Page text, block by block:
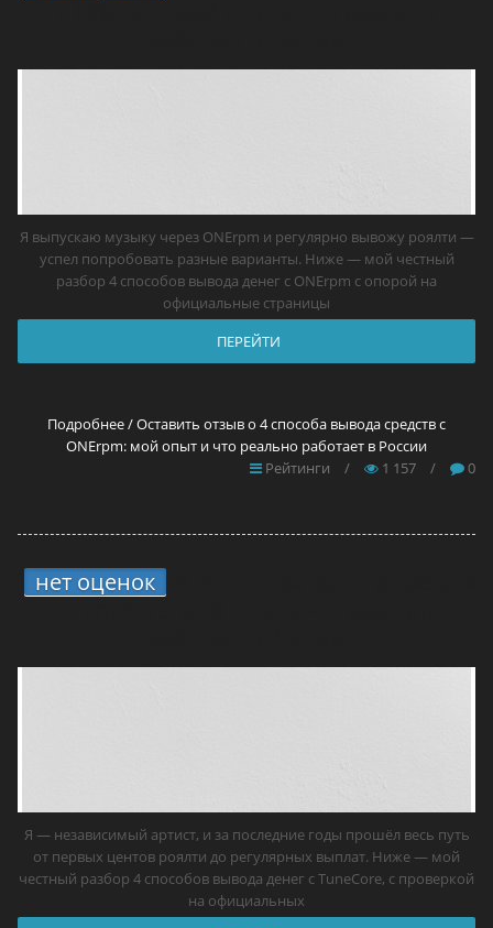
Я выпускаю музыку через ONErpm и регулярно вывожу роялти —
успел попробовать разные варианты. Ниже — мой честный
разбор 4 способов вывода денег с ONErpm с опорой на
официальные страницы
ПЕРЕЙТИ
Подробнее / Оставить отзыв о 4 способа вывода средств с
ONErpm: мой опыт и что реально работает в России
Рейтинги
/ 1 157 / 0
нет оценок
Я — независимый артист, и за последние годы прошёл весь путь
от первых центов роялти до регулярных выплат. Ниже — мой
честный разбор 4 способов вывода денег с TuneCore, с проверкой
на официальных